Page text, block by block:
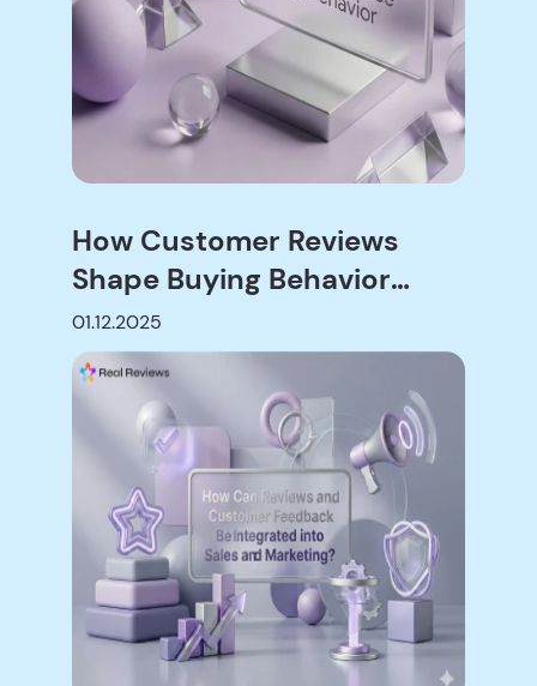
How Customer Reviews
Shape Buying Behavior
Online
01.12.2025